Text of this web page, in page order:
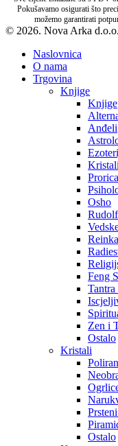
Pokušavamo osigurati što
možemo garantirati
© 2026. Nova Arka
Naslovnica
O nama
Trgovina
Knjige
Knjige
Anđeli
Kristali
Osho
Feng
Tantra
Zen i
Ostalo
Kristali
Ostalo